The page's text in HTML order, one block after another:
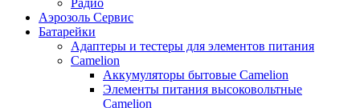
Радио
Аэрозоль Сервис
Батарейки
Aдаптеры и тестеры для элементов питания
Camelion
Аккумуляторы бытовые Camelion
Элементы питания высоковольтные
Camelion